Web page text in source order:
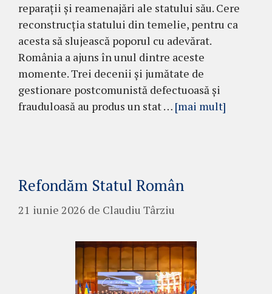
reparații și reamenajări ale statului său. Cere
reconstrucția statului din temelie, pentru ca
acesta să slujească poporul cu adevărat.
România a ajuns în unul dintre aceste
momente. Trei decenii și jumătate de
gestionare postcomunistă defectuoasă și
frauduloasă au produs un stat … [mai mult]
Refondăm Statul Român
21 iunie 2026 de Claudiu Târziu